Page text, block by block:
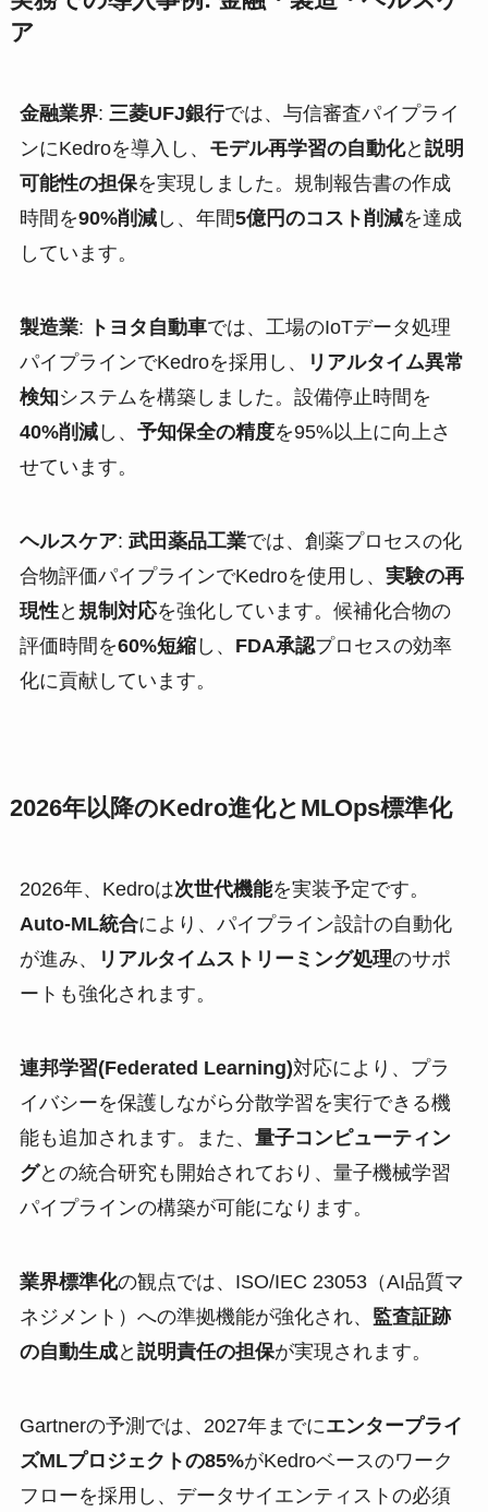
ア
金融業界: 三菱UFJ銀行では、与信審査パイプライ
ンにKedroを導入し、 モデル再学習の自動化と 説明
可能性の担保を実現しました。規制報告書の作成
時間を90%削減し、年間5億円のコスト削減を達成
しています。
製造業: トヨタ自動車では、工場のIoTデータ処理
パイプラインでKedroを採用し、
リアルタイム異常
検知システムを構築しました。設備停止時間を
40%削減し、 予知保全の精度を95%以上に向上さ
せています。
ヘルスケア: 武田薬品工業では、創薬プロセスの化
合物評価パイプラインでKedroを使用し、 実験の再
現性と 規制対応を強化しています。候補化合物の
評価時間を60%短縮し、 FDA承認プロセスの効率
化に貢献しています。
2026年以降のKedro進化とMLOps標準化
2026年、Kedroは次世代機能を実装予定です。
Auto-ML統合により、パイプライン設計の自動化
が進み、
リアルタイムストリーミング処理のサポ
ートも強化されます。
連邦学習(Federated Learning)対応により、プラ
イバシーを保護しながら分散学習を実行できる機
能も追加されます。また、 量子コンピューティン
グとの統合研究も開始されており、量子機械学習
パイプラインの構築が可能になります。
業界標準化の観点では、ISO/IEC 23053（AI品質マ
ネジメント）への準拠機能が強化され、 監査証跡
の自動生成と 説明責任の担保が実現されます。
Gartnerの予測では、2027年までにエンタープライ
ズMLプロジェクトの85%がKedroベースのワーク
フローを採用し、データサイエンティストの必須